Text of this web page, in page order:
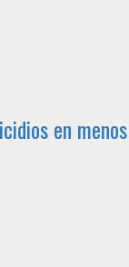
en menos